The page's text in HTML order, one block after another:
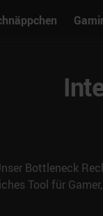
Bottleneck
Tool für